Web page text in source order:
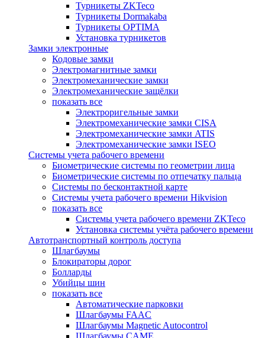
Турникеты ZKTeco
Турникеты Dormakaba
Турникеты OPTIMA
Установка турникетов
Замки электронные
Кодовые замки
Электромагнитные замки
Электромеханические замки
Электромеханические защёлки
показать все
Электроригельные замки
Электромеханические замки CISA
Электромеханические замки ATIS
Электромеханические замки ISEO
Системы учета рабочего времени
Биометрические системы по геометрии лица
Биометрические системы по отпечатку пальца
Системы по бесконтактной карте
Системы учета рабочего времени Hikvision
показать все
Системы учета рабочего времени ZKTeco
Установка системы учёта рабочего времени
Автотранспортный контроль доступа
Шлагбаумы
Блокираторы дорог
Болларды
Убийцы шин
показать все
Автоматические парковки
Шлагбаумы FAAC
Шлагбаумы Magnetic Autocontrol
Шлагбаумы CAME